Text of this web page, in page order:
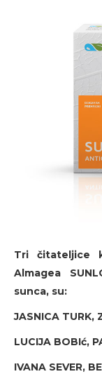
Tri čitateljice
Almagea
sunca, su:
JASNICA TURK,
LUCIJA BOBIć,
IVANA SEVER,